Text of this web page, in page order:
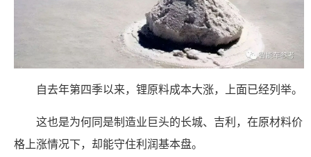
自去年第四季以来，锂原料成本大涨，上面已经列举。
这也是为何同是制造业巨头的长城、吉利，在原材料价
格上涨情况下，却能守住利润基本盘。